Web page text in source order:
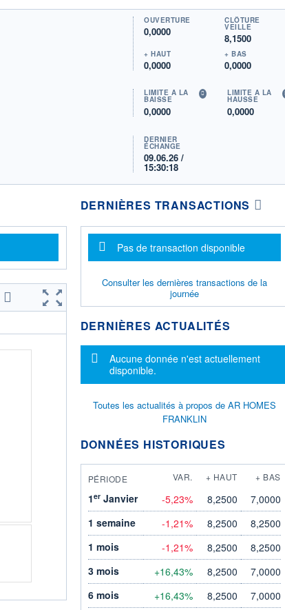
OUVERTURE
0,0000
CLÔTURE
VEILLE
8,1500
+ HAUT
0,0000
+ BAS
0,0000
LIMITE À LA
BAISSE
0,0000
LIMITE À LA
HAUSSE
0,0000
DERNIER
ÉCHANGE
09.06.26 /
15:30:18
DERNIÈRES TRANSACTIONS
Message d'information
Pas de transaction disponible
Consulter les dernières transactions de la
journée
DERNIÈRES ACTUALITÉS
Message d'information
Aucune donnée n'est actuellement
disponible.
Toutes les actualités à propos de AR HOMES
FRANKLIN
DONNÉES HISTORIQUES
PÉRIODE VAR. + HAUT + BAS
1erJanvier -5,23% 8,2500
7,0000
1 semaine
-1,21% 8,2500
8,2500
1 mois
-1,21% 8,2500
8,2500
3 mois
+16,43% 8,2500
7,0000
6 mois
+16,43% 8,2500
7,0000